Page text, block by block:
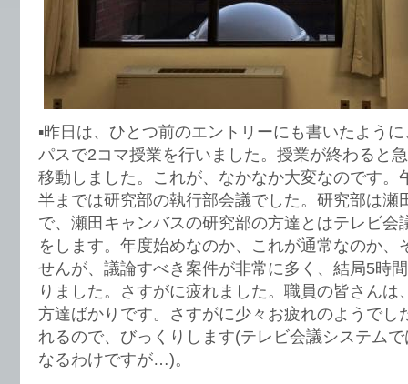
▪︎昨日は、ひとつ前のエントリーにも書いたよう
パスで2コマ授業を行いました。授業が終わると
移動しました。これが、なかなか大変なのです。
半までは研究部の執行部会議でした。研究部は瀬
で、瀬田キャンバスの研究部の方達とはテレビ会
をします。年度始めなのか、これが通常なのか、
せんが、議論すべき案件が非常に多く、結局5時
りました。さすがに疲れました。職員の皆さんは
方達ばかりです。さすがに少々お疲れのようでし
れるので、びっくりします(テレビ会議システム
なるわけですが…)。